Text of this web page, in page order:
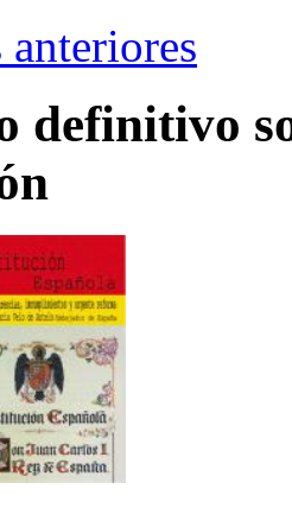
anteriores
definitivo